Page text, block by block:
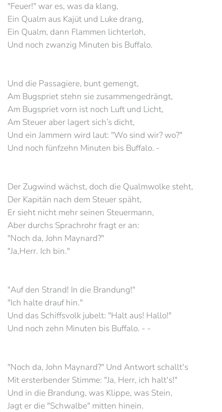
"Feuer!" war es, was da klang,
Ein Qualm aus Kajüt und Luke drang,
Ein Qualm, dann Flammen lichterloh,
Und noch zwanzig Minuten bis Buffalo.
Und die Passagiere, bunt gemengt,
Am Bugspriet stehn sie zusammengedrängt,
Am Bugspriet vorn ist noch Luft und Licht,
Am Steuer aber lagert sich’s dicht,
Und ein Jammern wird laut: "Wo sind wir? wo?"
Und noch fünfzehn Minuten bis Buffalo. -
Der Zugwind wächst, doch die Qualmwolke steht,
Der Kapitän nach dem Steuer späht,
Er sieht nicht mehr seinen Steuermann,
Aber durchs Sprachrohr fragt er an:
"Noch da, John Maynard?"
"Ja,Herr. Ich bin."
"Auf den Strand! In die Brandung!"
"Ich halte drauf hin."
Und das Schiffsvolk jubelt: "Halt aus! Hallo!"
Und noch zehn Minuten bis Buffalo. - -
"Noch da, John Maynard?" Und Antwort schallt's
Mit ersterbender Stimme: "Ja, Herr, ich halt's!"
Und in die Brandung, was Klippe, was Stein,
Jagt er die "Schwalbe" mitten hinein.